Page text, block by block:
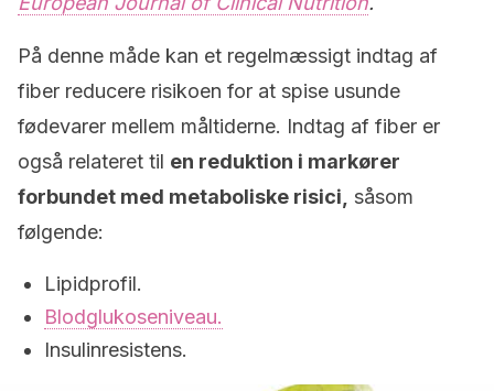
På denne måde kan et regelmæssigt indtag af
fiber reducere risikoen for at spise usunde
fødevarer mellem måltiderne. Indtag af fiber er
også relateret til en reduktion i markører
forbundet med metaboliske risici, såsom
følgende:
Lipidprofil.
Blodglukoseniveau.
Insulinresistens.